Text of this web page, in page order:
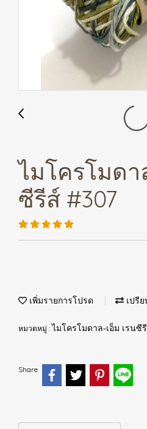
ไมโครโมดา
ซีรีส์ #307
เพิ่มรายการโปรด เปรีย
หมวดหมู่ : ไมโครโมดาล-เอ็ม เรนซี
Share